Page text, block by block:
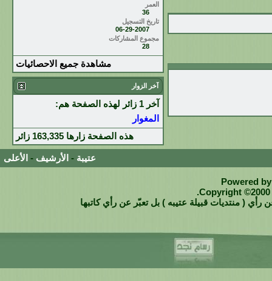
العمر
36
تاريخ التسجيل
06-29-2007
مجموع المشاركات
28
مشاهدة جميع الاحصائيات
آخر الزوار
آخر 1 زائر لهذه الصفحة هم:
المغوار
هذه الصفحة زارها 163,335 زائر
عتيبة - الأرشيف - الأعلى
Powered
Copyright ©2000
رأي ( منتديات قبيلة عتيبه ) بل تعبّر عن رأي كاتبها